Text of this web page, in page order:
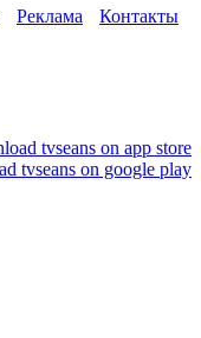
Реклама Контакты